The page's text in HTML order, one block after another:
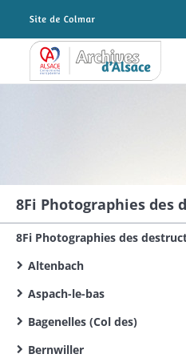
Archives Alsace - Colmar
Altenbach
Aspach-le-bas
Bagenelles (Col des)
Bernwiller